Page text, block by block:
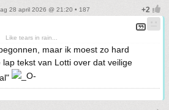
28 april 2026 @ 21:20 • 187
Like tears in rain...
maar ik moest zo hard
tekst van Lotti over dat veilige